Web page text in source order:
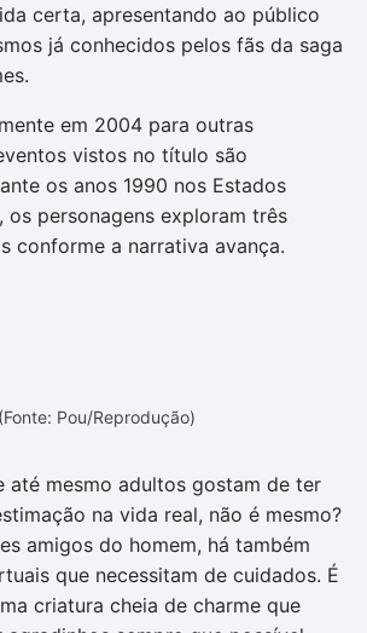
certa, apresentando ao público
já conhecidos pelos fãs da saga
em 2004 para outras
vistos no título são
os anos 1990 nos Estados
os personagens exploram três
conforme a narrativa avança.
(Fonte: Pou/Reprodução)
até mesmo adultos gostam de ter
na vida real, não é mesmo?
amigos do homem, há também
que necessitam de cuidados. É
criatura cheia de charme que